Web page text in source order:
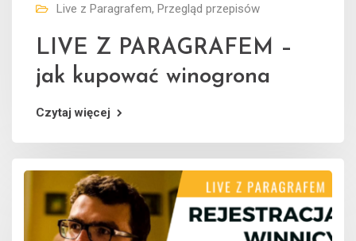
Live z Paragrafem, Przegląd przepisów
LIVE Z PARAGRAFEM –
jak kupować winogrona
Czytaj więcej